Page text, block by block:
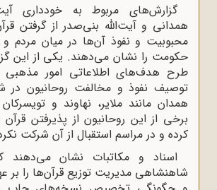
گزارش‌های مربوط به خودداری
همدانی و آیت‌الله بنی‌صدر از گرفتن
محبوبیت و نفوذ آن‌ها در میان مردم
حکومت را نشان می‌دهند. یکی از این
طرح هدف‌های اطلاعاتی امور مذهبی
توصیف نفوذ و مخالفت روحانیون در
همدان مانند ملایر، نهاوند و
برخی از این روحانیون از پذیرفتن
کرده و در مراسم استقبال از آن شرکت
اسناد و مکاتبات نشان می‌دهند
شاهنشاهی مدیریت توزیع قرآن‌ها را بر